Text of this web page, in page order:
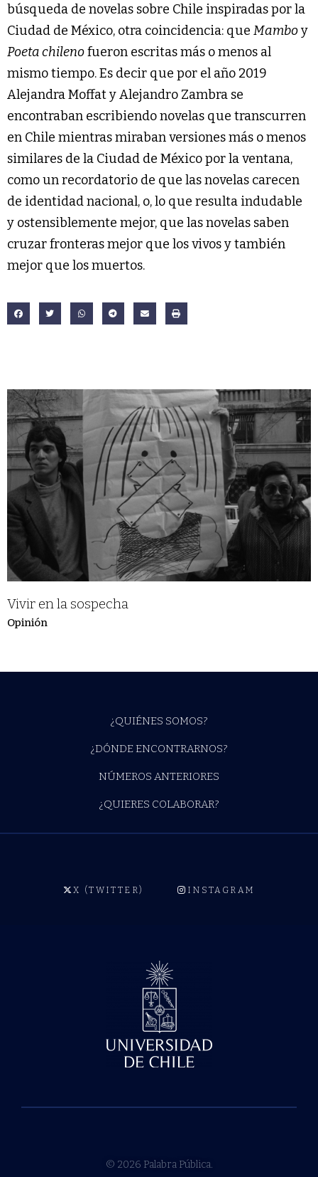
búsqueda de novelas sobre Chile inspiradas por la
Ciudad de México, otra coincidencia: que Mamboy
Poeta chilenofueron escritas más o menos al
mismo tiempo. Es decir que por el año 2019
Alejandra Moffat y Alejandro Zambra se
encontraban escribiendo novelas que transcurren
en Chile mientras miraban versiones más o menos
similares de la Ciudad de México por la ventana,
como un recordatorio de que las novelas carecen
de identidad nacional, o, lo que resulta indudable
y ostensiblemente mejor, que las novelas saben
cruzar fronteras mejor que los vivos y también
mejor que los muertos.
Vivir en la sospecha
Opinión
¿QUIÉNES SOMOS?
¿DÓNDE ENCONTRARNOS?
NÚMEROS ANTERIORES
¿QUIERES COLABORAR?
X (TWITTER) INSTAGRAM
© 2026 Palabra Pública.